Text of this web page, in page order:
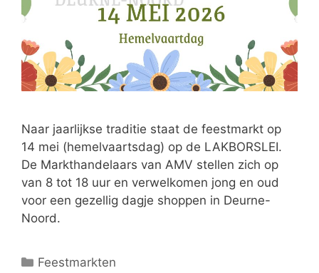
Naar jaarlijkse traditie staat de feestmarkt op
14 mei (hemelvaartsdag) op de LAKBORSLEI.
De Markthandelaars van AMV stellen zich op
van 8 tot 18 uur en verwelkomen jong en oud
voor een gezellig dagje shoppen in Deurne-
Noord.
Feestmarkten